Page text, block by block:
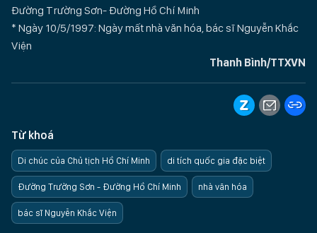
Đường Trường Sơn- Đường Hồ Chí Minh
* Ngày 10/5/1997: Ngày mất nhà văn hóa, bác sĩ Nguyễn Khắc
Viện
Thanh Bình/TTXVN
Từ khoá
Di chúc của Chủ tịch Hồ Chí Minh di tích quốc gia đặc biệt
Đường Trường Sơn - Đường Hồ Chí Minh nhà văn hóa
bác sĩ Nguyễn Khắc Viện